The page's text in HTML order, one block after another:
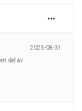
2025-08-31
en del av